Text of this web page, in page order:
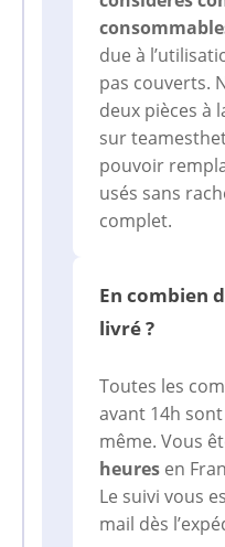
due à
pas couverts.
deux pièces à
sur
pouvoir
usés sans
complet.
En combien
livré ?
Toutes les
avant 14h
même. Vous
heures en
Le suivi vous
mail dès